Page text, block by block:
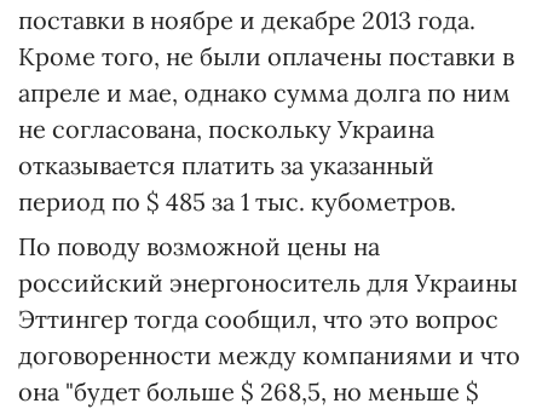
поставки в ноябре и декабре 2013 года.
Кроме того, не были оплачены поставки в
апреле и мае, однако сумма долга по ним
не согласована, поскольку Украина
отказывается платить за указанный
период по $ 485 за 1 тыс. кубометров.
По поводу возможной цены на
российский энергоноситель для Украины
Эттингер тогда сообщил, что это вопрос
договоренности между компаниями и что
она "будет больше $ 268,5, но меньше $